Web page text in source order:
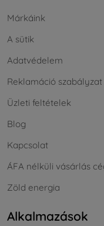
Márkáink
A sütik
Adatvédelem
Reklamáció szabályzat
Üzleti feltételek
Blog
Kapcsolat
ÁFA nélküli vásárlás
Zöld energia
Alkalmazások